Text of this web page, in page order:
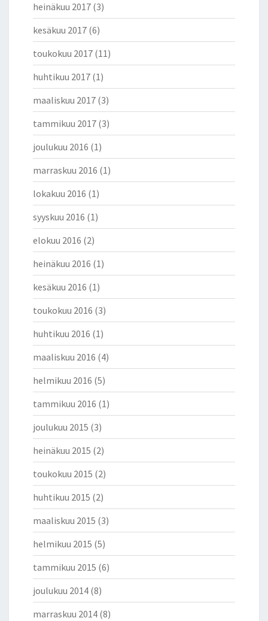
heinäkuu 2017 (3)
kesäkuu 2017 (6)
toukokuu 2017 (11)
huhtikuu 2017 (1)
maaliskuu 2017 (3)
tammikuu 2017 (3)
joulukuu 2016 (1)
marraskuu 2016 (1)
lokakuu 2016 (1)
syyskuu 2016 (1)
elokuu 2016 (2)
heinäkuu 2016 (1)
kesäkuu 2016 (1)
toukokuu 2016 (3)
huhtikuu 2016 (1)
maaliskuu 2016 (4)
helmikuu 2016 (5)
tammikuu 2016 (1)
joulukuu 2015 (3)
heinäkuu 2015 (2)
toukokuu 2015 (2)
huhtikuu 2015 (2)
maaliskuu 2015 (3)
helmikuu 2015 (5)
tammikuu 2015 (6)
joulukuu 2014 (8)
marraskuu 2014 (8)